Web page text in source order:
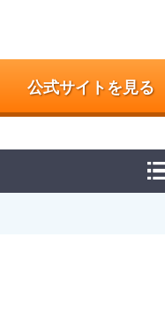
公式サイトを見る